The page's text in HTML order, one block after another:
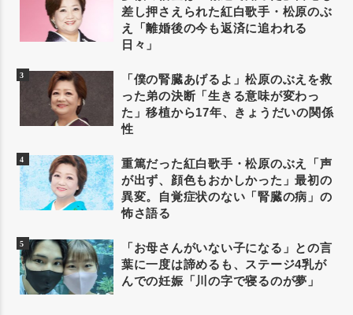
差し押さえられた紅白歌手・松原のぶ
え「離婚後の今も返済に追われる
日々」
「僕の腎臓あげるよ」松原のぶえを救
った弟の決断「生きる意味が変わっ
た」移植から17年、きょうだいの関係
性
重篤だった紅白歌手・松原のぶえ「声
が出ず、顔色もおかしかった」最初の
異変。自覚症状のない「腎臓の病」の
怖さ語る
「お母さんがいない子になる」との言
葉に一度は諦めるも、ステージ4乳が
んでの妊娠「川の字で寝るのが夢」